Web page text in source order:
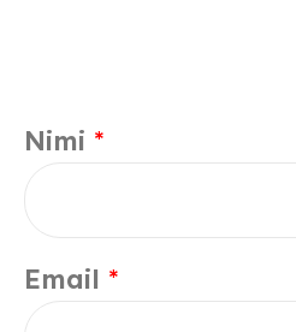
Nimi *
Email *